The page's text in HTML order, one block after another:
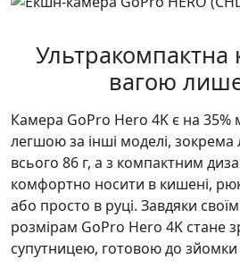
Ультракомпактна
вагою
Камера GoPro Hero 4K є на
легшою за інші моделі, зокрема
всього 86 г, а з компактним
комфортно носити в кишені,
або просто в руці. Завдяки
розмірам GoPro Hero 4K стане
супутницею, готовою до